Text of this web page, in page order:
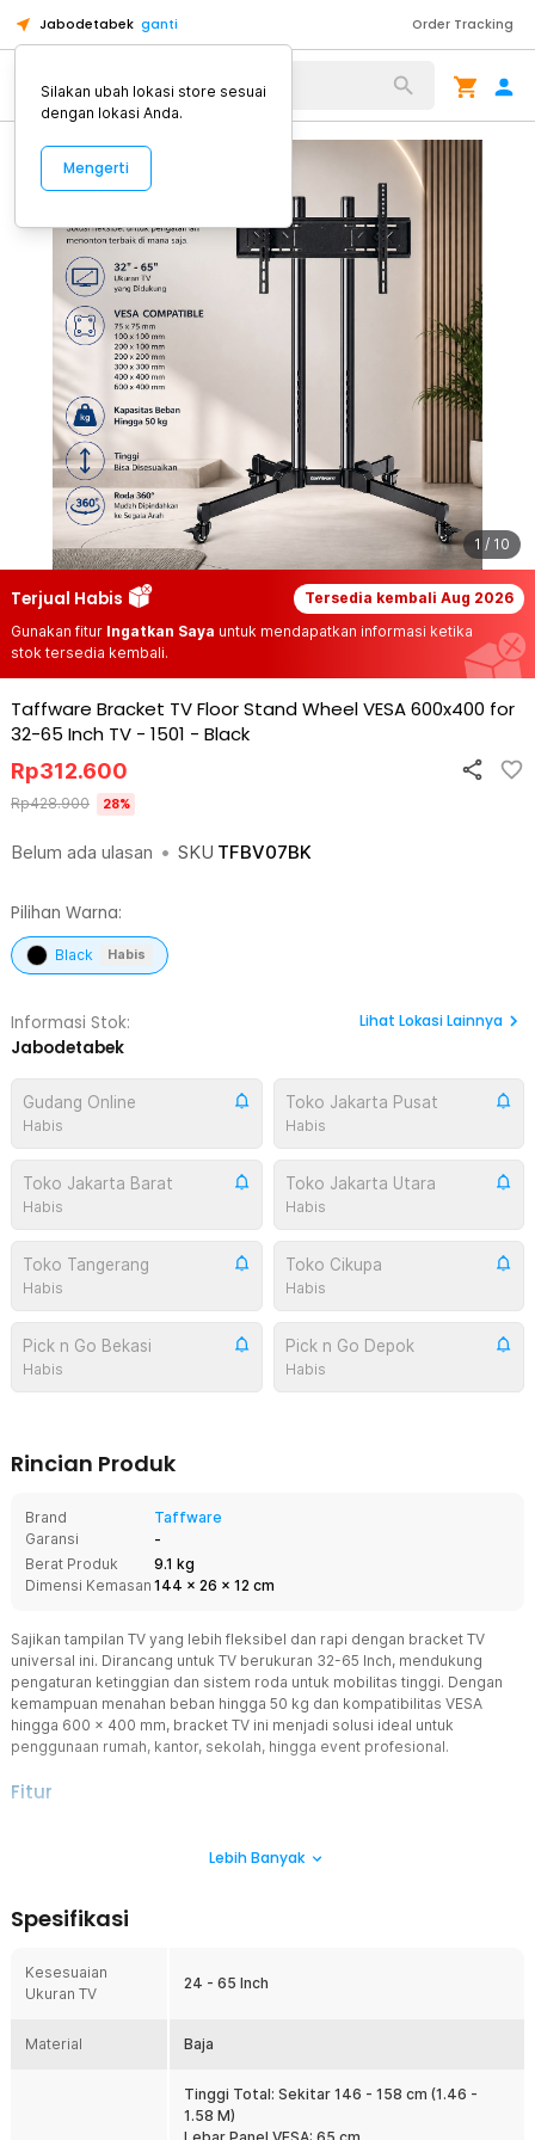
Jabodetabek ganti Order Tracking
Alat Kopi
1 / 10
Terjual Habis Tersedia kembali Aug 2026
Gunakan fitur Ingatkan Saya untuk mendapatkan informasi ketika
stok tersedia kembali.
Taffware Bracket TV Floor Stand Wheel VESA 600x400 for
32-65 Inch TV - 1501 - Black
Belum ada ulasan • SKU TFBV07BK
Rp312.600
Rp428.900 28%
Pilihan Warna:
Black Habis
Informasi Stok:
Jabodetabek
Lihat Lokasi Lainnya
Gudang Online
Habis
Toko Jakarta Pusat
Habis
Toko Jakarta Barat
Habis
Toko Jakarta Utara
Habis
Toko Tangerang
Habis
Toko Cikupa
Habis
Pick n Go Bekasi
Habis
Pick n Go Depok
Habis
Rincian Produk
Brand
Taffware
Garansi
-
Berat Produk
9.1 kg
Dimensi Kemasan 144 x 26 x 12 cm
Sajikan tampilan TV yang lebih fleksibel dan rapi dengan bracket TV
universal ini. Dirancang untuk TV berukuran 32-65 Inch, mendukung
pengaturan ketinggian dan sistem roda untuk mobilitas tinggi. Dengan
kemampuan menahan beban hingga 50 kg dan kompatibilitas VESA
hingga 600 x 400 mm, bracket TV ini menjadi solusi ideal untuk
penggunaan rumah, kantor, sekolah, hingga event profesional.
Fitur
Telah mendukung VESA 600x400 mm, memungkinkan Anda
beban tinggi yang memastikan distribusi berat TV lebih merata
Sudut Kemiringan Dapat Disesuaikan
Bracket dilengkapi sistem kemiringan yang dapat diatur hingga 15°
cahaya dan meningkatkan kenyamanan menonton dari berbagai
Pindah Mudah Berkat Roda
Lebih Banyak
Spesifikasi
Kesesuaian
Ukuran TV
24 - 65 Inch
Material Baja
Tinggi Total: Sekitar 146 - 158 cm (1.46 -
1.58 M)
Lebar Panel VESA: 65 cm
Silakan ubah lokasi store sesuai
dengan lokasi Anda.
Mengerti